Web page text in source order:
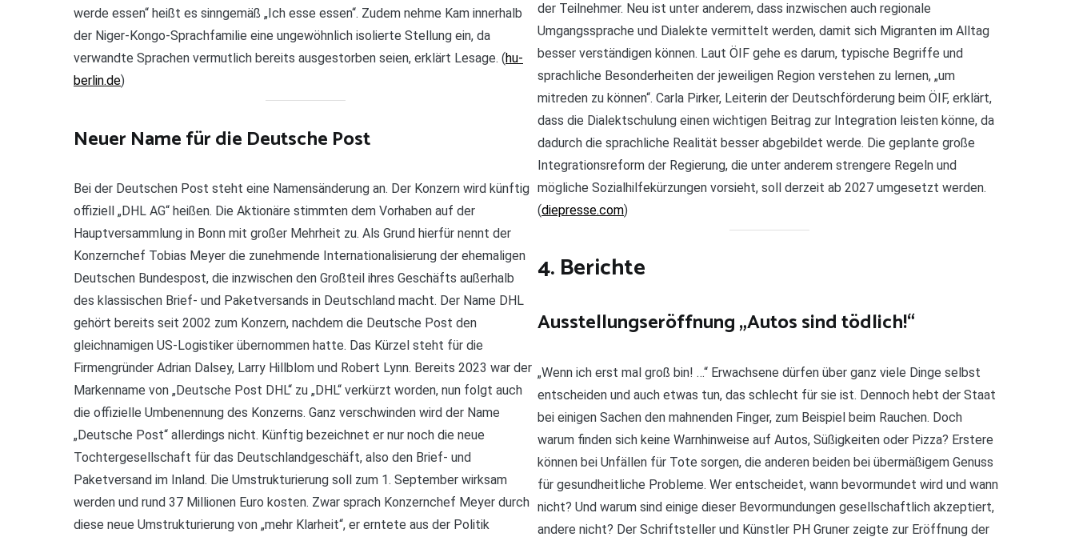
werde essen“ heißt es sinngemäß „Ich esse essen“. Zudem nehme Kam innerhalb
der Niger-Kongo-Sprachfamilie eine ungewöhnlich isolierte Stellung ein, da
verwandte Sprachen vermutlich bereits ausgestorben seien, erklärt Lesage. (hu-
berlin.de)
Neuer Name für die Deutsche Post
Bei der Deutschen Post steht eine Namensänderung an. Der Konzern wird künftig
offiziell „DHL AG“ heißen. Die Aktionäre stimmten dem Vorhaben auf der
Hauptversammlung in Bonn mit großer Mehrheit zu. Als Grund hierfür nennt der
Konzernchef Tobias Meyer die zunehmende Internationalisierung der ehemaligen
Deutschen Bundespost, die inzwischen den Großteil ihres Geschäfts außerhalb
des klassischen Brief- und Paketversands in Deutschland macht. Der Name DHL
gehört bereits seit 2002 zum Konzern, nachdem die Deutsche Post den
gleichnamigen US-Logistiker übernommen hatte. Das Kürzel steht für die
Firmengründer Adrian Dalsey, Larry Hillblom und Robert Lynn. Bereits 2023 war der
Markenname von „Deutsche Post DHL“ zu „DHL“ verkürzt worden, nun folgt auch
die offizielle Umbenennung des Konzerns. Ganz verschwinden wird der Name
„Deutsche Post“ allerdings nicht. Künftig bezeichnet er nur noch die neue
Tochtergesellschaft für das Deutschlandgeschäft, also den Brief- und
Paketversand im Inland. Die Umstrukturierung soll zum 1. September wirksam
werden und rund 37 Millionen Euro kosten. Zwar sprach Konzernchef Meyer durch
diese neue Umstrukturierung von „mehr Klarheit“, er erntete aus der Politik
der Teilnehmer. Neu ist unter anderem, dass inzwischen auch regionale
Umgangssprache und Dialekte vermittelt werden, damit sich Migranten im Alltag
besser verständigen können. Laut ÖIF gehe es darum, typische Begriffe und
sprachliche Besonderheiten der jeweiligen Region verstehen zu lernen, „um
mitreden zu können“. Carla Pirker, Leiterin der Deutschförderung beim ÖIF, erklärt,
dass die Dialektschulung einen wichtigen Beitrag zur Integration leisten könne, da
dadurch die sprachliche Realität besser abgebildet werde. Die geplante große
Integrationsreform der Regierung, die unter anderem strengere Regeln und
mögliche Sozialhilfekürzungen vorsieht, soll derzeit ab 2027 umgesetzt werden.
(diepresse.com)
4. Berichte
Ausstellungseröffnung „Autos sind tödlich!“
„Wenn ich erst mal groß bin! …“ Erwachsene dürfen über ganz viele Dinge selbst
entscheiden und auch etwas tun, das schlecht für sie ist. Dennoch hebt der Staat
bei einigen Sachen den mahnenden Finger, zum Beispiel beim Rauchen. Doch
warum finden sich keine Warnhinweise auf Autos, Süßigkeiten oder Pizza? Erstere
können bei Unfällen für Tote sorgen, die anderen beiden bei übermäßigem Genuss
für gesundheitliche Probleme. Wer entscheidet, wann bevormundet wird und wann
nicht? Und warum sind einige dieser Bevormundungen gesellschaftlich akzeptiert,
andere nicht? Der Schriftsteller und Künstler PH Gruner zeigte zur Eröffnung der